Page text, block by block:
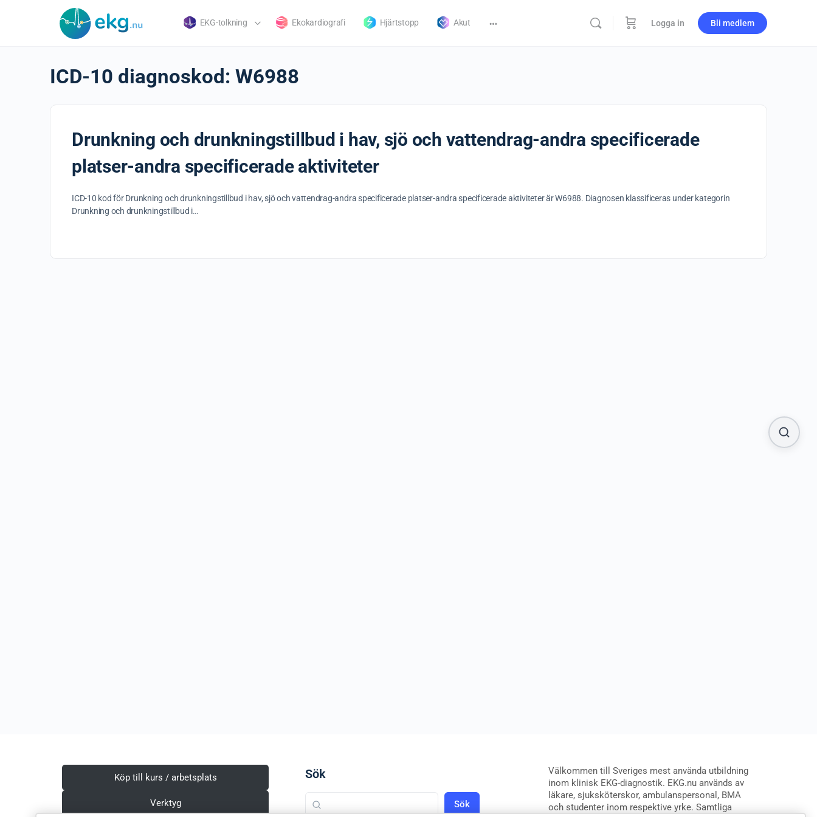
EKG-tolkning Ekokardiografi Hjärtstopp Akut Logga in Bli medlem
ICD-10 diagnoskod: W6988
Drunkning och drunkningstillbud i hav, sjö och vattendrag-andra specificerade
platser-andra specificerade aktiviteter
ICD-10 kod för Drunkning och drunkningstillbud i hav, sjö och vattendrag-andra specificerade platser-andra specificerade aktiviteter är W6988. Diagnosen klassificeras under kategorin
Drunkning och drunkningstillbud i…
Köp till kurs / arbetsplats
Verktyg
Sök
Sök
Välkommen till Sveriges mest använda utbildning
inom klinisk EKG-diagnostik. EKG.nu används av
läkare, sjuksköterskor, ambulanspersonal, BMA
och studenter inom respektive yrke. Samtliga